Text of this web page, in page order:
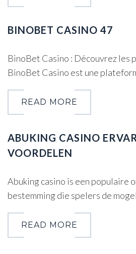
BINOBET CASINO 47
BinoBet Casino : Découvrez les
BinoBet Casino est une
READ MORE
ABUKING CASINO
VOORDELEN
Abuking casino is een populaire
bestemming die spelers de
READ MORE